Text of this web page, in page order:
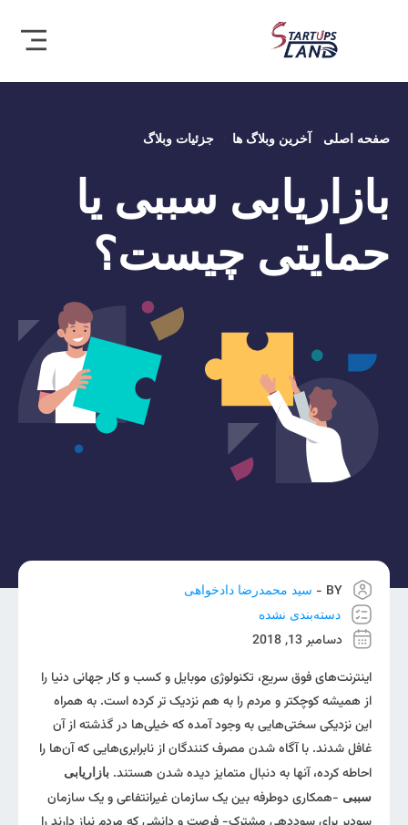
صفحه اصلی آخرین وبلاگ ها جزئیات وبلاگ
بازاریابی سببی یا
حمایتی چیست؟
BY -
سید محمدرضا دادخواهی
دسته‌بندی نشده
دسامبر 13, 2018
اینترنت‌های فوق سریع، تکنولوژی موبایل و کسب و کار جهانی دنیا را
از همیشه کوچکتر و مردم را به هم نزدیک ‌تر کرده است. به همراه
این نزدیکی سختی‌هایی به وجود آمده که خیلی‌ها در گذشته از آن
غافل شدند. با آگاه شدن مصرف کنندگان از نابرابری‌هایی که آن‌ها را
احاطه‌ کرده، آنها به دنبال متمایز دیده شدن هستند. بازاریابی
سببی -همکاری دوطرفه‌ بین یک سازمان غیرانتفاعی و یک سازمان